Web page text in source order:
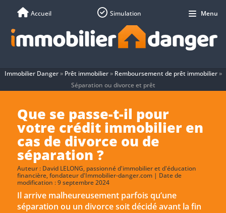
Immobilier Danger» Prêt immobilier» Remboursement de prêt immobilier»
Séparation ou divorce et prêt
Que se passe-t-il pour
votre crédit immobilier en
cas de divorce ou de
séparation ?
Auteur : David LELONG, passionné d'immobilier et d'éducation
financière, fondateur d'Immobilier-danger.com | Date de
modification : 9 septembre 2024
Il arrive malheureusement parfois qu’une
séparation ou un divorce soit décidé avant la fin
Accueil Simulation Menu